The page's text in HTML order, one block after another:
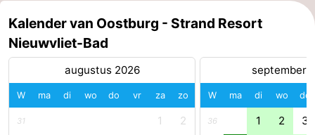
Kalender van Oostburg - Strand Resort
Nieuwvliet-Bad
augustus 2026
W ma di wo do vr za zo
31 1 2
september
W ma di wo do
36 1 2 3